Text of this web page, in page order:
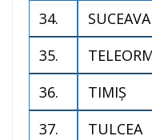
34.
SUCEAVA
35.
36.
TIMIŞ
37.
TULCEA